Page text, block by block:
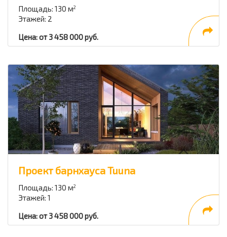
Площадь: 130 м2
Этажей: 2
Цена: от 3 458 000 руб.
Проект барнхауса Tuuna
Площадь: 130 м2
Этажей: 1
Цена: от 3 458 000 руб.